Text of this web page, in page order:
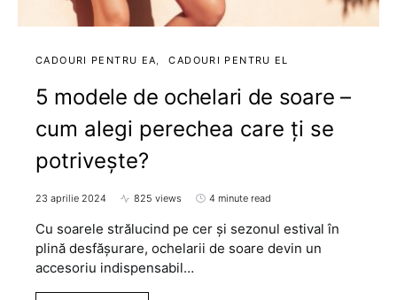
CADOURI PENTRU EA CADOURI PENTRU EL
5 modele de ochelari de soare –
cum alegi perechea care ți se
potrivește?
23 aprilie 2024 825 views 4 minute read
Cu soarele strălucind pe cer și sezonul estival în
plină desfășurare, ochelarii de soare devin un
accesoriu indispensabil…